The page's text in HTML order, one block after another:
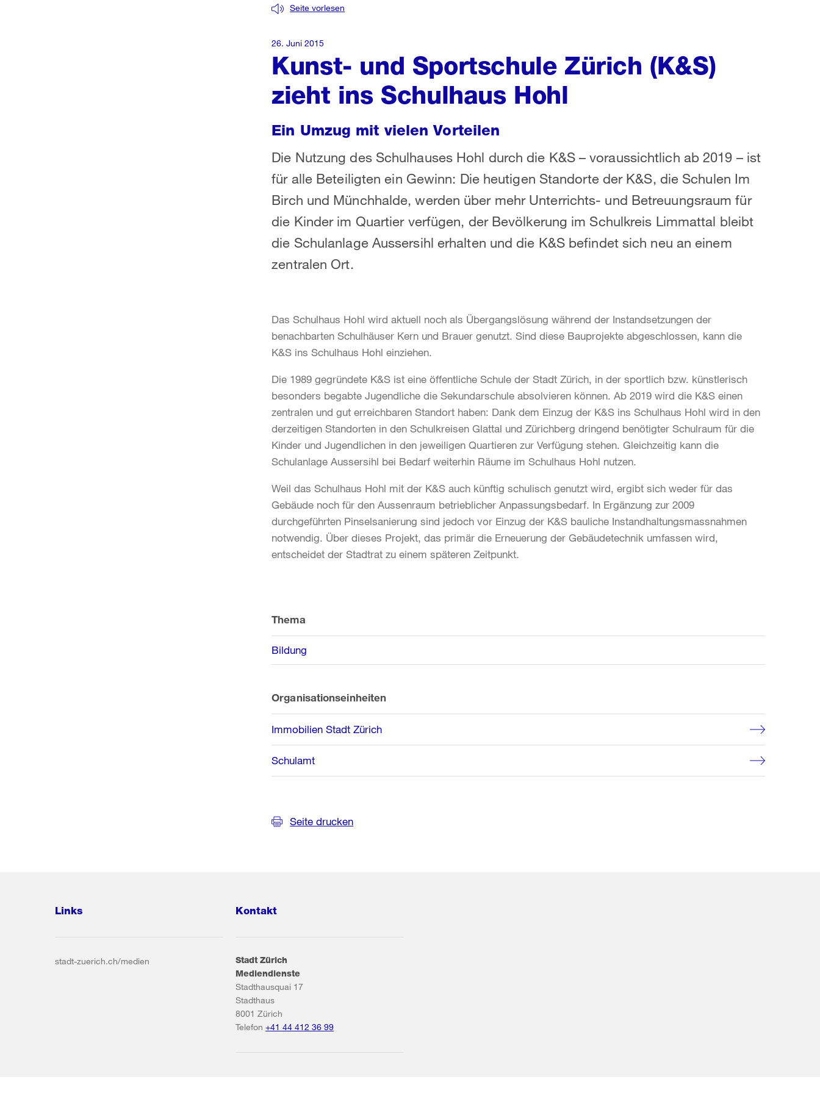
Kunst- und Sportschule Zürich (K&S)
zieht ins Schulhaus Hohl
Seite vorlesen
Ein Umzug mit vielen Vorteilen
Die Nutzung des Schulhauses Hohl durch die K&S – voraussichtlich ab 2019 – ist
für alle Beteiligten ein Gewinn: Die heutigen Standorte der K&S, die Schulen Im
Birch und Münchhalde, werden über mehr Unterrichts- und Betreuungsraum für
die Kinder im Quartier verfügen, der Bevölkerung im Schulkreis Limmattal bleibt
die Schulanlage Aussersihl erhalten und die K&S befindet sich neu an einem
zentralen Ort.
26. Juni 2015
Das Schulhaus Hohl wird aktuell noch als Übergangslösung während der Instandsetzungen der
benachbarten Schulhäuser Kern und Brauer genutzt. Sind diese Bauprojekte abgeschlossen, kann die
K&S ins Schulhaus Hohl einziehen.
Die 1989 gegründete K&S ist eine öffentliche Schule der Stadt Zürich, in der sportlich bzw. künstlerisch
besonders begabte Jugendliche die Sekundarschule absolvieren können. Ab 2019 wird die K&S einen
zentralen und gut erreichbaren Standort haben: Dank dem Einzug der K&S ins Schulhaus Hohl wird in den
derzeitigen Standorten in den Schulkreisen Glattal und Zürichberg dringend benötigter Schulraum für die
Kinder und Jugendlichen in den jeweiligen Quartieren zur Verfügung stehen. Gleichzeitig kann die
Schulanlage Aussersihl bei Bedarf weiterhin Räume im Schulhaus Hohl nutzen.
Weil das Schulhaus Hohl mit der K&S auch künftig schulisch genutzt wird, ergibt sich weder für das
Gebäude noch für den Aussenraum betrieblicher Anpassungsbedarf. In Ergänzung zur 2009
durchgeführten Pinselsanierung sind jedoch vor Einzug der K&S bauliche Instandhaltungsmassnahmen
notwendig. Über dieses Projekt, das primär die Erneuerung der Gebäudetechnik umfassen wird,
entscheidet der Stadtrat zu einem späteren Zeitpunkt.
Informationen
Thema
Bildung
Organisationseinheiten
Immobilien Stadt Zürich
Schulamt
Seite drucken
Links
stadt-zuerich.ch/medien
Kontakt
Stadt Zürich
Mediendienste
Stadthausquai 17
Stadthaus
8001 Zürich
Telefon +41 44 412 36 99